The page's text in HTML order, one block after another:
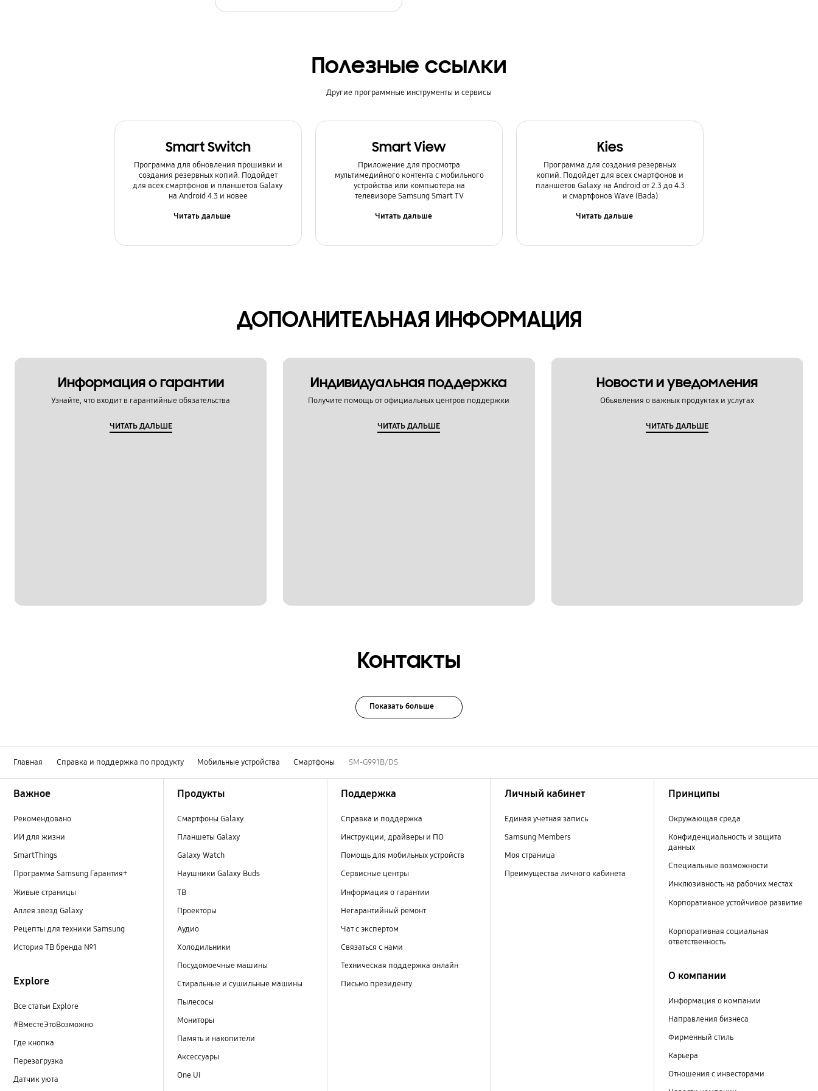
Полезные ссылки
Другие программные инструменты и сервисы
Smart Switch
Программа для обновления прошивки и
создания резервных копий. Подойдет
для всех смартфонов и планшетов Galaxy
на Android 4.3 и новее
Читать дальше
Smart View
Приложение для просмотра
мультимедийного контента с мобильного
устройства или компьютера на
телевизоре Samsung Smart TV
Читать дальше
Kies
Программа для создания резервных
копий. Подойдет для всех смартфонов и
планшетов Galaxy на Android от 2.3 до 4.3
и смартфонов Wave (Bada)
Читать дальше
ДОПОЛНИТЕЛЬНАЯ ИНФОРМАЦИЯ
Информация о гарантии
Узнайте, что входит в гарантийные обязательства
ЧИТАТЬ ДАЛЬШЕ
Индивидуальная поддержка
Получите помощь от официальных центров поддержки
ЧИТАТЬ ДАЛЬШЕ
Новости и уведомления
Обьявления о важных продуктах и услугах
ЧИТАТЬ ДАЛЬШЕ
Контакты
Показать больше
Главная Справка и поддержка по продукту Мобильные устройства Смартфоны SM-G991B/DS
Важное
Рекомендовано
ИИ для жизни
SmartThings
Программа Samsung Гарантия+
Живые страницы
Аллея звезд Galaxy
Рецепты для техники Samsung
История ТВ бренда №1
Explore
Все статьи Explore
#ВместеЭтоВозможно
Где кнопка
Перезагрузка
Датчик уюта
Продукты
Смартфоны Galaxy
Планшеты Galaxy
Galaxy Watch
Наушники Galaxy Buds
ТВ
Проекторы
Аудио
Холодильники
Посудомоечные машины
Стиральные и сушильные машины
Пылесосы
Мониторы
Память и накопители
Аксессуары
One UI
Поддержка
Справка и поддержка
Инструкции, драйверы и ПО
Помощь для мобильных устройств
Сервисные центры
Информация о гарантии
Негарантийный ремонт
Чат с экспертом
Связаться с нами
Техническая поддержка онлайн
Письмо президенту
Личный кабинет
Единая учетная запись
Samsung Members
Моя страница
Преимущества личного кабинета
Принципы
Окружающая среда
Конфиденциальность и защита
данных
Специальные возможности
Инклюзивность на рабочих местах
Корпоративное устойчивое развитие
Корпоративная социальная
ответственность
О компании
Информация о компании
Направления бизнеса
Фирменный стиль
Карьера
Отношения с инвесторами